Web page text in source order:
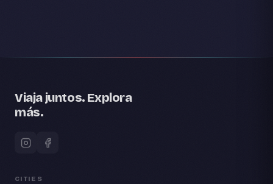
Viaja juntos. Explora
más.
CITIES